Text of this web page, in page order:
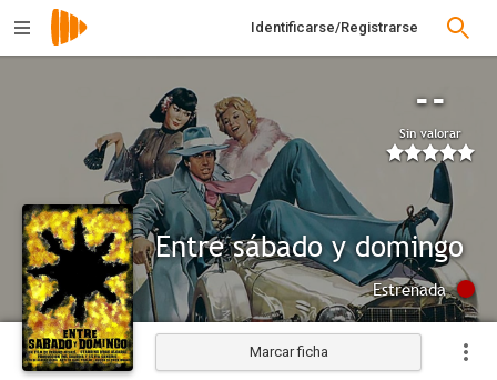
Identificarse/Registrarse
--
Sin valorar
Entre sábado y domingo
Estrenada
Marcar ficha